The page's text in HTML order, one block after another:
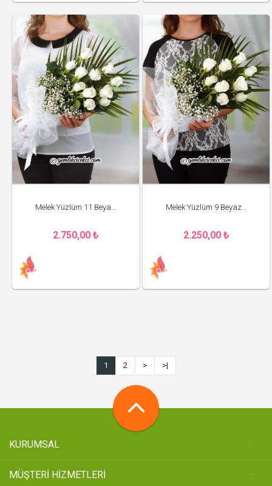
Melek Yüzlüm 11 Beya...
2.750,00 ₺
Melek Yüzlüm 9 Beyaz...
2.250,00 ₺
1 2 > >|
KURUMSAL
MÜŞTERİ HİZMETLERİ